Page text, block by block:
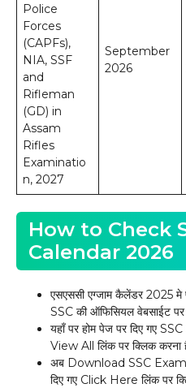
Police
Forces
(CAPFs),
NIA, SSF
and
Rifleman
(GD) in
Assam
Rifles
Examinatio
n, 2027
September
2026
How to Check
Calendar 2026
एसएससी एग्जाम कैलेंडर 2025 मे
SSC की ऑफिसियल वेबसाईट पर
यहाँ पर होम पेज पर दिए गए
View All लिंक पर क्लिक करना
अब Download SSC
दिए गए Click Here लिंक पर